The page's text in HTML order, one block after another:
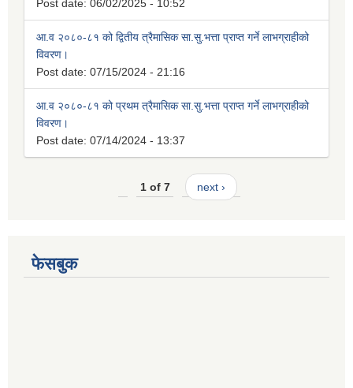
Post date: 06/02/2025 - 10:52
आ.व २०८०-८१ को द्वितीय त्रैमासिक सा.सु.भत्ता प्राप्त गर्ने लाभग्राहीको
विवरण।
Post date: 07/15/2024 - 21:16
आ.व २०८०-८१ को प्रथम त्रैमासिक सा.सु.भत्ता प्राप्त गर्ने लाभग्राहीको
विवरण।
Post date: 07/14/2024 - 13:37
1 of 7 next ›
फेसबुक